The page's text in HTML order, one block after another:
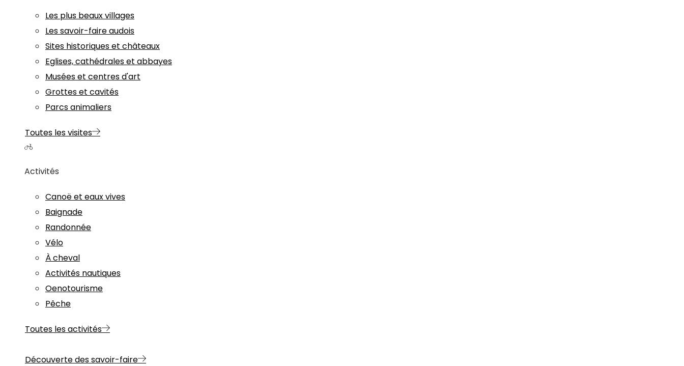
Les plus beaux villages
Les savoir-faire audois
Sites historiques et châteaux
Eglises, cathédrales et abbayes
Musées et centres d'art
Grottes et cavités
Parcs animaliers
Toutes les visites
Activités
Canoë et eaux vives
Baignade
Randonnée
Vélo
À cheval
Activités nautiques
Oenotourisme
Pêche
Toutes les activités
Découverte des savoir-faire